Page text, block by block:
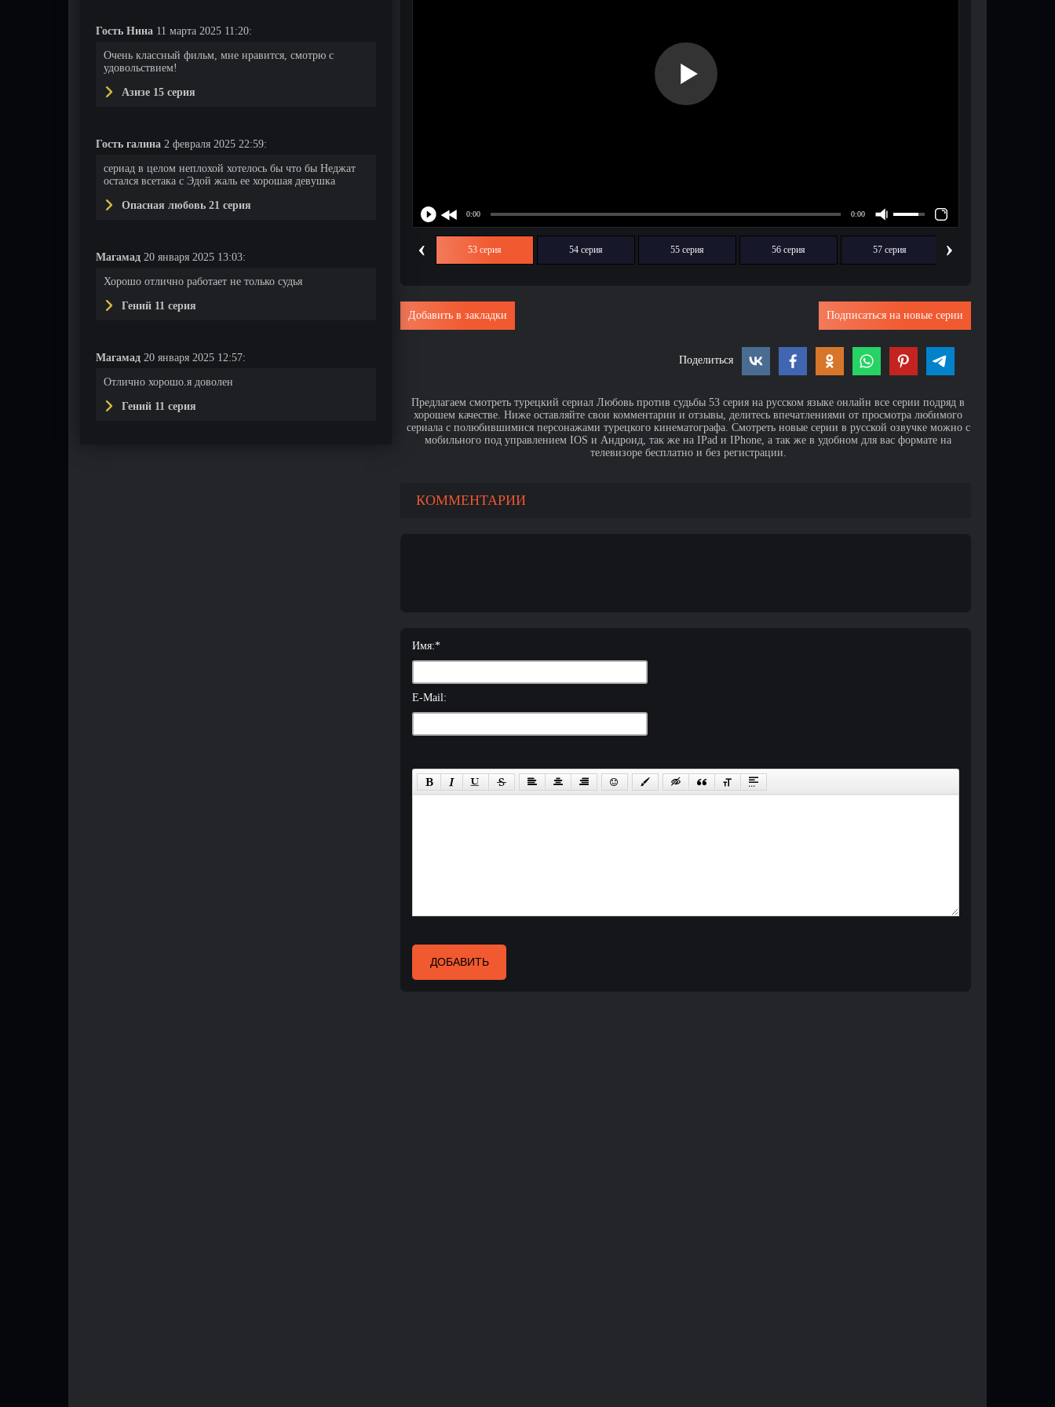
Гость Нина 11 марта 2025 11:20:
Очень классный фильм, мне нравится, смотрю с
удовольствием!
Азизе 15 серия
Гость галина 2 февраля 2025 22:59:
сериад в целом неплохой хотелось бы что бы Неджат
остался всетака с Эдой жаль ее хорошая девушка
Опасная любовь 21 серия
Магамад 20 января 2025 13:03:
Хорошо отлично работает не только судья
Гений 11 серия
Магамад 20 января 2025 12:57:
Отлично хорошо.я доволен
Гений 11 серия
‹ 53 серия 54 серия 55 серия 56 серия 57 серия ›
Подписаться на новые серии
Добавить в закладки
Поделиться
Предлагаем смотреть турецкий сериал Любовь против судьбы 53 серия на русском языке онлайн все серии подряд в
хорошем качестве. Ниже оставляйте свои комментарии и отзывы, делитесь впечатлениями от просмотра любимого
сериала с полюбившимися персонажами турецкого кинематографа. Смотреть новые серии в русской озвучке можно с
мобильного под управлением IOS и Андроид, так же на IPad и IPhone, а так же в удобном для вас формате на
телевизоре бесплатно и без регистрации.
КОММЕНТАРИИ
Имя:*
E-Mail:
ДОБАВИТЬ